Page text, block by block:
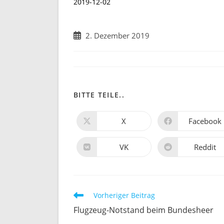
Beitrag2. Dezember 2019
BITTE TEILE..
Öffnet
neuen
Fenster
X Öffnet
neuen
Fenster
Facebook
Öffnet
VK Öffnet
Reddit
Weitere
Artikel
ansehen
Vorheriger Beitrag
Flugzeug-Notstand beim Bundesheer